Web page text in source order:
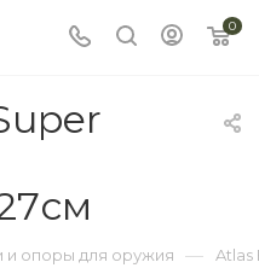
0
и опоры для оружия — Atlas